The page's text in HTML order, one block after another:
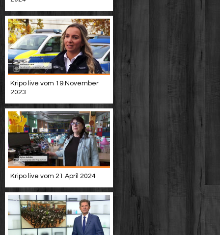
Kripo live vom 19.November
2023
Kripo live vom 21.April 2024